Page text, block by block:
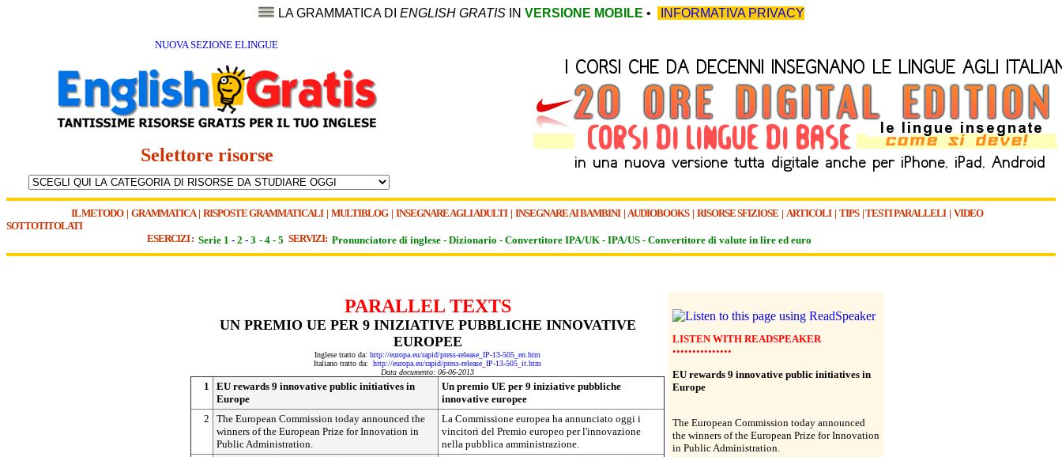
LA GRAMMATICA DI ENGLISH GRATIS IN VERSIONE MOBILE • INFORMATIVA PRIVACY
NUOVA SEZIONE ELINGUE
Selettore risorse
IL METODO| GRAMMATICA| RISPOSTE GRAMMATICALI| MULTIBLOG| INSEGNARE AGLI ADULTI | INSEGNARE AI BAMBINI| AUDIOBOOKS| RISORSE SFIZIOSE | ARTICOLI| TIPS|TESTI PARALLELI| VIDEO
SOTTOTITOLATI
ESERCIZI : Serie 1 - 2 - 3 - 4 - 5 SERVIZI: Pronunciatore di inglese - Dizionario - Convertitore IPA/UK - IPA/US - Convertitore di valute in lire ed euro
PARALLEL TEXTS
UN PREMIO UE PER 9 INIZIATIVE PUBBLICHE INNOVATIVE
EUROPEE
Inglese tratto da: http://europa.eu/rapid/press-release_IP-13-505_en.htm
Italiano tratto da: http://europa.eu/rapid/press-release_IP-13-505_it.htm
Data documento: 06-06-2013
1
EU rewards 9 innovative public initiatives in
Europe
Un premio UE per 9 iniziative pubbliche
innovative europee
2
The European Commission today announced the
winners of the European Prize for Innovation in
Public Administration.
La Commissione europea ha annunciato oggi i
vincitori del Premio europeo per l'innovazione
nella pubblica amministrazione.
LISTEN WITH READSPEAKER
•••••••••••••••
EU rewards 9 innovative public initiatives in
Europe
The European Commission today announced
the winners of the European Prize for Innovation
in Public Administration.